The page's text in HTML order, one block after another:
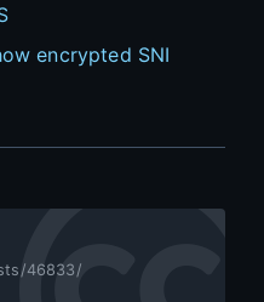
encrypted SNI
46833/